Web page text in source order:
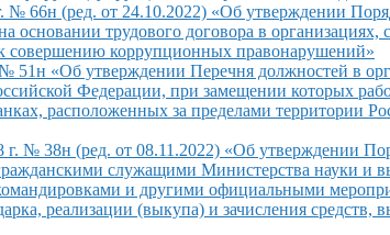
№ 66н (ред. от 24.10.2022) «Об утверждении
основании трудового договора в организациях,
совершению коррупционных правонарушений»
51н «Об утверждении Перечня должностей в
Федерации, при замещении которых
расположенных за пределами территории
г. № 38н (ред. от 08.11.2022) «Об утверждении
служащими Министерства науки и
и другими официальными
реализации (выкупа) и зачисления средств,